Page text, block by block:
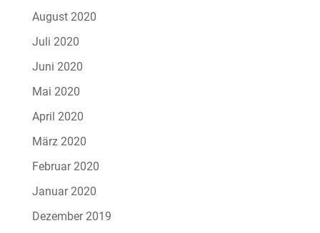
August 2020
Juli 2020
Juni 2020
Mai 2020
April 2020
März 2020
Februar 2020
Januar 2020
Dezember 2019